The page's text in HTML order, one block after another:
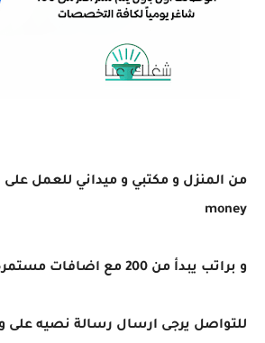
money
و براتب يبدأ من 200 مع اضافات مستمره …
للتواصل يرجى ارسال رسالة نصيه على